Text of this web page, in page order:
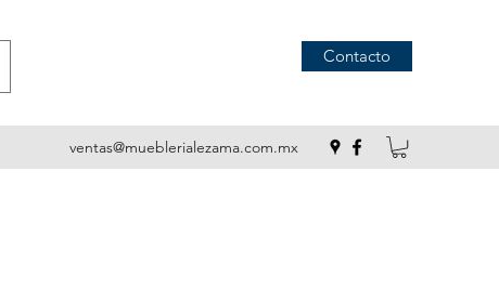
Contacto
ventas@mueblerialezama.com.mx